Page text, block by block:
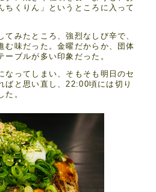
ちくりん」というところに入って
てみたところ、強烈なしび辛で、
む味だった。金曜だからか、団体
ブルが多い印象だった。
なってしまい、そもそも明日のセ
ばと思い直し、22:00頃には切り
た。